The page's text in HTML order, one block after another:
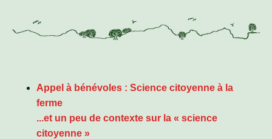
Appel à bénévoles : Science citoyenne à la
ferme
...et un peu de contexte sur la « science
citoyenne »